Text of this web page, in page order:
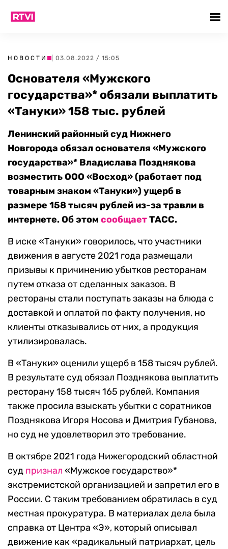
НОВОСТИ | 03.08.2022 / 15:05
Основателя «Мужского
государства»* обязали выплатить
«Тануки» 158 тыс. рублей
Ленинский районный суд Нижнего
Новгорода обязал основателя «Мужского
государства»* Владислава Позднякова
возместить ООО «Восход» (работает под
товарным знаком «Тануки») ущерб в
размере 158 тысяч рублей из-за травли в
интернете. Об этом сообщаетТАСС.
В иске «Тануки» говорилось, что участники
движения в августе 2021 года размещали
призывы к причинению убытков ресторанам
путем отказа от сделанных заказов. В
рестораны стали поступать заказы на блюда с
доставкой и оплатой по факту получения, но
клиенты отказывались от них, а продукция
утилизировалась.
В «Тануки» оценили ущерб в 158 тысяч рублей.
В результате суд обязал Позднякова выплатить
ресторану 158 тысяч 165 рублей. Компания
также просила взыскать убытки с соратников
Позднякова Игоря Носова и Дмитрия Губанова,
но суд не удовлетворил это требование.
В октябре 2021 года Нижегородский областной
суд признал «Мужское государство»*
экстремистской организацией и запретил его в
России. С таким требованием обратилась в суд
местная прокуратура. В материалах дела была
справка от Центра «Э», который описывал
движение как «радикальный патриархат, цель